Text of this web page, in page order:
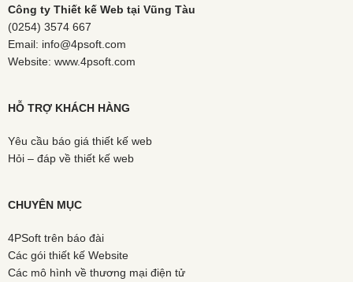
Công ty Thiết kế Web tại Vũng Tàu
(0254) 3574 667
Email: info@4psoft.com
Website: www.4psoft.com
HỖ TRỢ KHÁCH HÀNG
Yêu cầu báo giá thiết kế web
Hỏi – đáp về thiết kế web
CHUYÊN MỤC
4PSoft trên báo đài
Các gói thiết kế Website
Các mô hình về thương mại điện tử